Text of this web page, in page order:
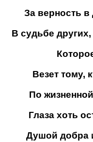
За верность в
В судьбе других,
Везет тому,
По
Глаза хоть
Душой добра